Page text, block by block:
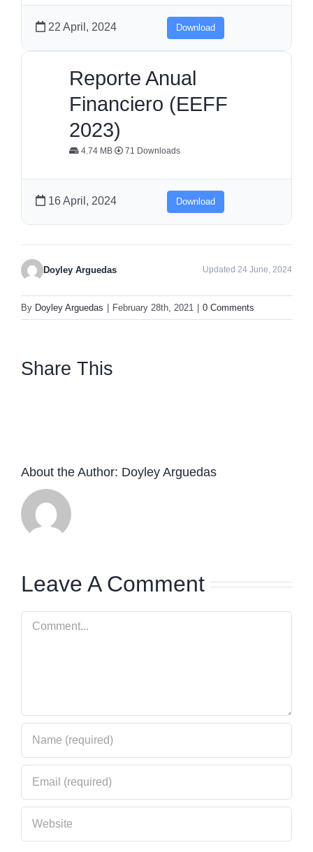
22 April, 2024 Download
Reporte Anual
Financiero (EEFF
2023)
4.74 MB 71 Downloads
16 April, 2024 Download
Doyley Arguedas Updated 24 June, 2024
By Doyley Arguedas February 28th, 2021 0 Comments
Share This
About the Author: Doyley Arguedas
Leave A Comment
Comment